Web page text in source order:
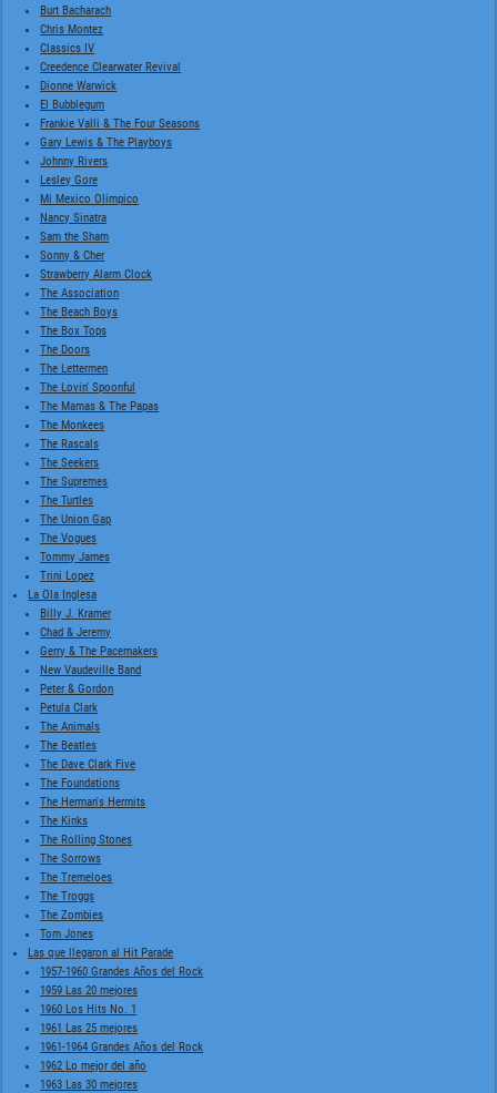
Burt Bacharach
Chris Montez
Classics IV
Creedence Clearwater Revival
Dionne Warwick
El Bubblegum
Frankie Valli & The Four Seasons
Gary Lewis & The Playboys
Johnny Rivers
Lesley Gore
Mi Mexico Olimpico
Nancy Sinatra
Sam the Sham
Sonny & Cher
Strawberry Alarm Clock
The Association
The Beach Boys
The Box Tops
The Doors
The Lettermen
The Lovin' Spoonful
The Mamas & The Papas
The Monkees
The Rascals
The Seekers
The Supremes
The Turtles
The Union Gap
The Vogues
Tommy James
Trini Lopez
La Ola Inglesa
Billy J. Kramer
Chad & Jeremy
Gerry & The Pacemakers
New Vaudeville Band
Peter & Gordon
Petula Clark
The Animals
The Beatles
The Dave Clark Five
The Foundations
The Herman's Hermits
The Kinks
The Rolling Stones
The Sorrows
The Tremeloes
The Troggs
The Zombies
Tom Jones
Las que llegaron al Hit Parade
1957-1960 Grandes Años del Rock
1959 Las 20 mejores
1960 Los Hits No. 1
1961 Las 25 mejores
1961-1964 Grandes Años del Rock
1962 Lo mejor del año
1963 Las 30 mejores